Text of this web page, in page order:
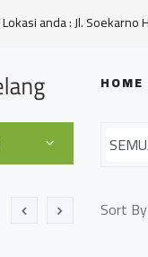
Lokasi anda : Jl. Soekarno
HOME
Sort By